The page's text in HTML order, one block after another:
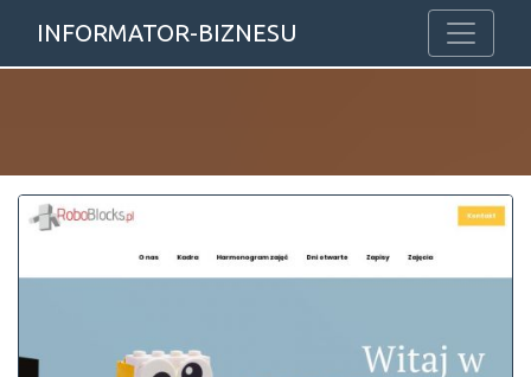
INFORMATOR-BIZNESU